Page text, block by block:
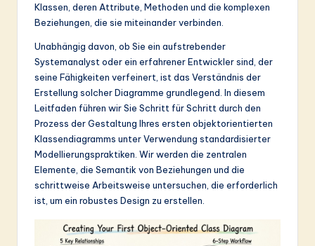
A
&
S
o
ft
w
Klassen, deren Attribute, Methoden und die komplexen
Beziehungen, die sie miteinander verbinden.
Unabhängig davon, ob Sie ein aufstrebender
Systemanalyst oder ein erfahrener Entwickler sind, der
seine Fähigkeiten verfeinert, ist das Verständnis der
Erstellung solcher Diagramme grundlegend. In diesem
Leitfaden führen wir Sie Schritt für Schritt durch den
Prozess der Gestaltung Ihres ersten objektorientierten
Klassendiagramms unter Verwendung standardisierter
Modellierungspraktiken. Wir werden die zentralen
Elemente, die Semantik von Beziehungen und die
schrittweise Arbeitsweise untersuchen, die erforderlich
ist, um ein robustes Design zu erstellen.